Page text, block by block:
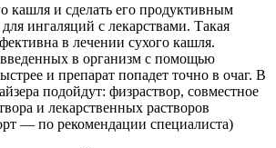
кашля и сделать его продуктивным
ингаляций с лекарствами. Такая
в лечении сухого кашля.
введенных в организм с помощью
и препарат попадет точно в очаг. В
подойдут: физраствор, совместное
и лекарственных растворов
— по рекомендации специалиста)